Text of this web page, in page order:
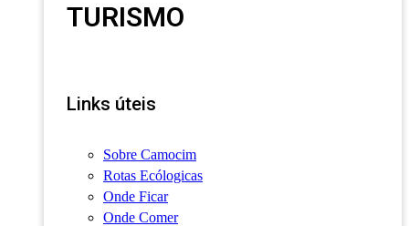
TURISMO
Links úteis
Sobre Camocim
Rotas Ecólogicas
Onde Ficar
Onde Comer